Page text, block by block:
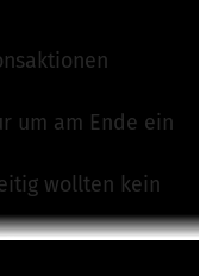
um am Ende ein
wollten kein
über 350 Hunde und